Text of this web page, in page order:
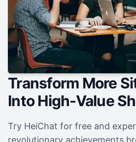
Transform More
Into High-Value
Try HeiChat for free and
revolutionary achievements